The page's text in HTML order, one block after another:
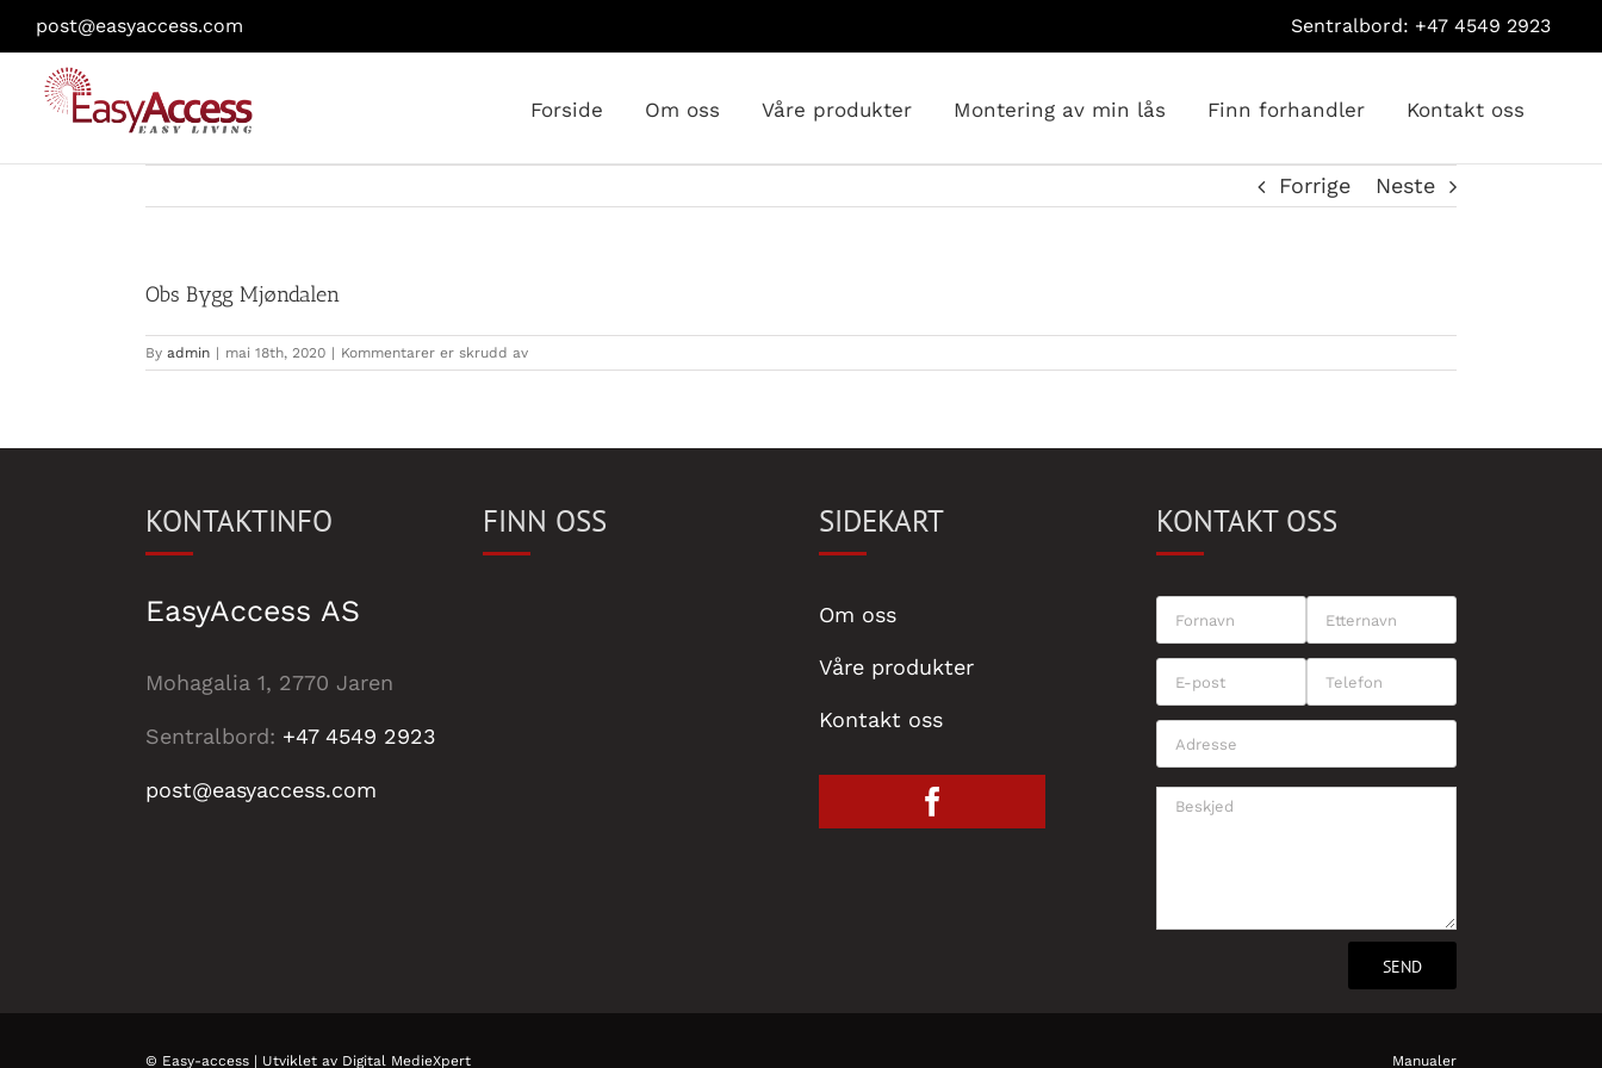
to
content
post@easyaccess.com Sentralbord: +47 4549 2923
Forside Om oss Våre produkter Montering av min lås Finn forhandler Kontakt oss
Forrige Neste
Obs Bygg Mjøndalen
By admin | mai 18th, 2020 | Kommentarer er skrudd avfor
Obs
KONTAKTINFO
EasyAccess AS
Mohagalia 1, 2770 Jaren
Sentralbord: +47 4549 2923
post@easyaccess.com
FINN OSS SIDEKART
Om oss
Våre produkter
Kontakt oss
KONTAKT OSS
© Easy-access | Utviklet av Digital MedieXpert Manualer